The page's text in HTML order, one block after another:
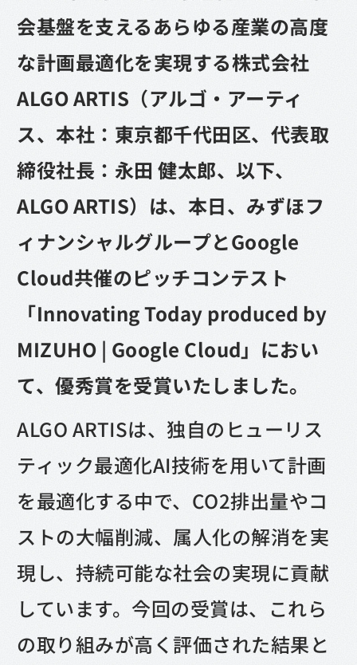
会基盤を支えるあらゆる産業の高度
な計画最適化を実現する株式会社
ALGO ARTIS（アルゴ・アーティ
ス、本社：東京都千代田区、代表取
締役社長：永田 健太郎、以下、
ALGO ARTIS）は、本日、みずほフ
ィナンシャルグループとGoogle
Cloud共催のピッチコンテスト
「Innovating Today produced by
MIZUHO | Google Cloud」におい
て、優秀賞を受賞いたしました。
ALGO ARTISは、独自のヒューリス
ティック最適化AI技術を用いて計画
を最適化する中で、CO2排出量やコ
ストの大幅削減、属人化の解消を実
現し、持続可能な社会の実現に貢献
しています。今回の受賞は、これら
の取り組みが高く評価された結果と